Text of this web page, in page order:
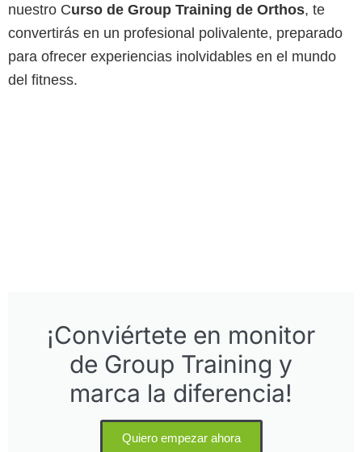
nuestro Curso de Group Training de Orthos, te
convertirás en un profesional polivalente, preparado
para ofrecer experiencias inolvidables en el mundo
del fitness.
¡Conviértete en monitor
de Group Training y
marca la diferencia!
Quiero empezar ahora